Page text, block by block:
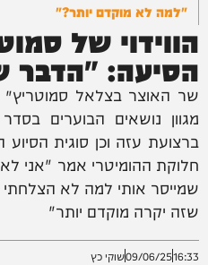
"למה לא מוקדם יותר?"
הווידוי של
הסיעה: "הדבר
שר האוצר בצלאל
מגוון נושאים הבוערים
ברצועת עזה וכן סוגית הסיוע
חלוקת ההומיטרי אמר "אני
שמייסר אותי למה לא הצלחתי
שזה יקרה מוקדם יותר"
16:33
09/06/25שוקי כץ